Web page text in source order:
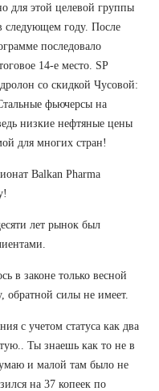
для этой целевой группы
следующем году. После
последовало
14-е место. SP
со скидкой Чусовой:
фьючерсы на
низкие нефтяные цены
для многих стран!
Balkan Pharma
лет рынок был
в законе только весной
обратной силы не имеет.
с учетом статуса как два
Ты знаешь как то не в
и малой там было не
на 37 копеек по